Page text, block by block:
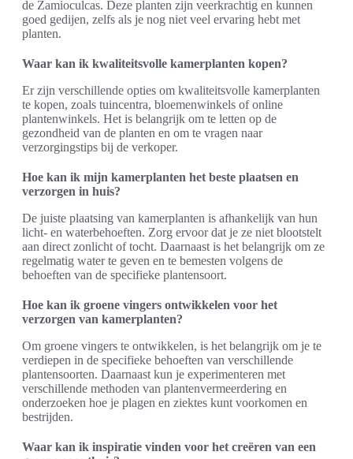
de Zamioculcas. Deze planten zijn veerkrachtig en kunnen
goed gedijen, zelfs als je nog niet veel ervaring hebt met
planten.
Waar kan ik kwaliteitsvolle kamerplanten kopen?
Er zijn verschillende opties om kwaliteitsvolle kamerplanten
te kopen, zoals tuincentra, bloemenwinkels of online
plantenwinkels. Het is belangrijk om te letten op de
gezondheid van de planten en om te vragen naar
verzorgingstips bij de verkoper.
Hoe kan ik mijn kamerplanten het beste plaatsen en
verzorgen in huis?
De juiste plaatsing van kamerplanten is afhankelijk van hun
licht- en waterbehoeften. Zorg ervoor dat je ze niet blootstelt
aan direct zonlicht of tocht. Daarnaast is het belangrijk om ze
regelmatig water te geven en te bemesten volgens de
behoeften van de specifieke plantensoort.
Hoe kan ik groene vingers ontwikkelen voor het
verzorgen van kamerplanten?
Om groene vingers te ontwikkelen, is het belangrijk om je te
verdiepen in de specifieke behoeften van verschillende
plantensoorten. Daarnaast kun je experimenteren met
verschillende methoden van plantenvermeerdering en
onderzoeken hoe je plagen en ziektes kunt voorkomen en
bestrijden.
Waar kan ik inspiratie vinden voor het creëren van een